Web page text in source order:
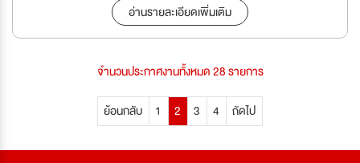
อ่านรายละเอียดเพิ่มเติม
จำนวนประกาศงานทั้งหมด 28 รายการ
ย้อนกลับ 1 2 3 4 ถัดไป